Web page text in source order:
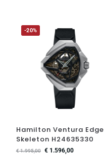
-20%
Hamilton Ventura Edge
Skeleton H24635330
€1.995,00 €1.596,00